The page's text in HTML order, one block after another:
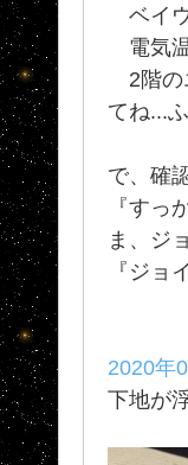
ベイ
電気
2階の
てね...ふ
で、確
『すっ
ま、ジ
『ジ
2020年
下地が